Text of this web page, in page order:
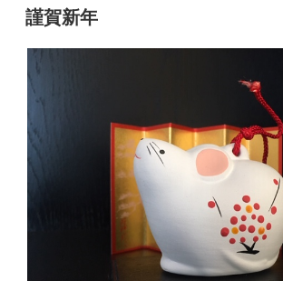
稿
日:
謹賀新年